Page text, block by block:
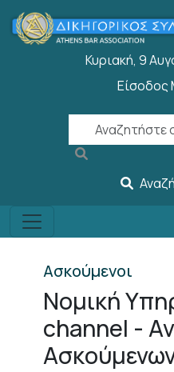
Παράκαμψη προς το
Κυριακή, 9
Είσοδος
Ασκούμενοι
Νομική
channel -